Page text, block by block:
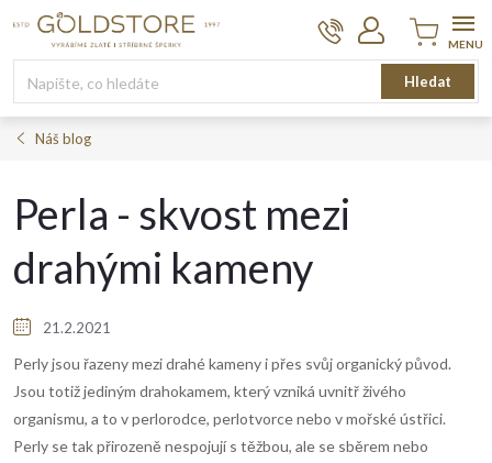
Hledat
Nákupní
košík
Náš blog
Perla - skvost mezi
drahými kameny
21.2.2021
Perly jsou řazeny mezi drahé kameny i přes svůj organický původ.
Jsou totiž jediným drahokamem, který vzniká uvnitř živého
organismu, a to v perlorodce, perlotvorce nebo v mořské ústřici.
Perly se tak přirozeně nespojují s těžbou, ale se sběrem nebo